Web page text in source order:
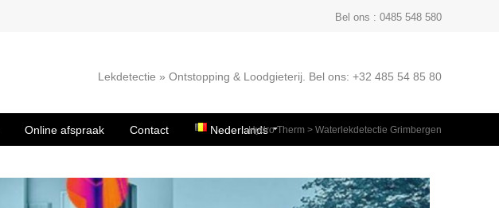
Bel ons : 0485 548 580
Lekdetectie » Ontstopping & Loodgieterij. Bel ons: +32 485 54 85 80
Hydro Therm > Waterlekdetectie Grimbergen
Online afspraak Contact Nederlands